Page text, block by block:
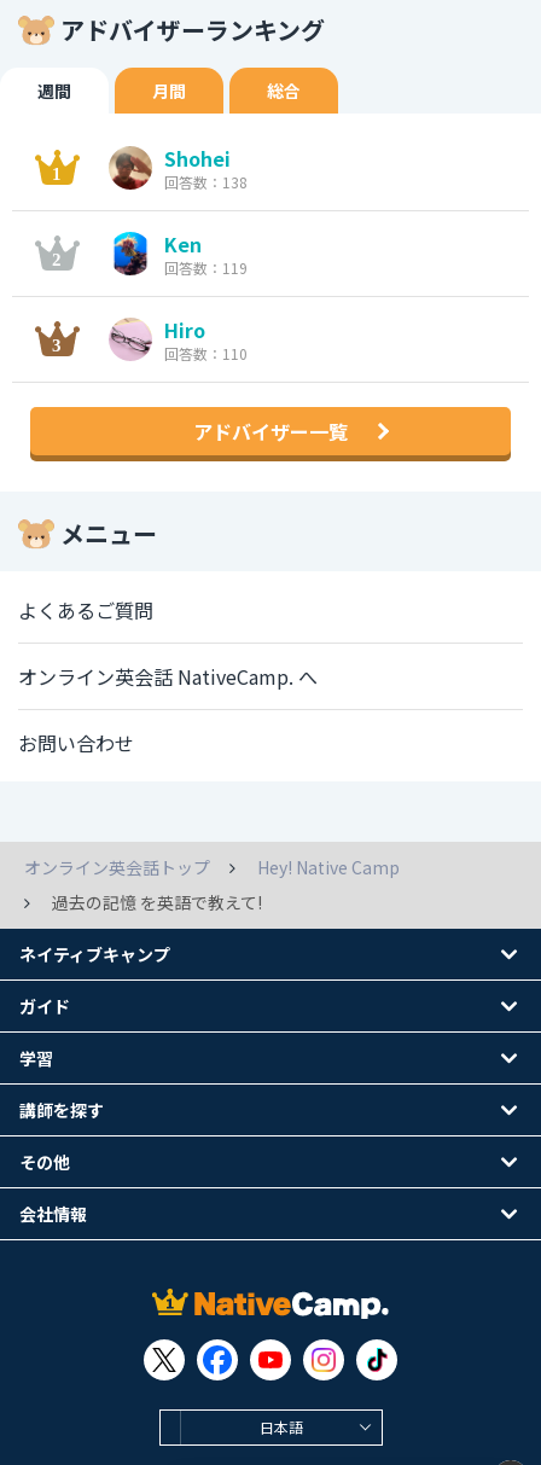
アドバイザーランキング
週間 月間 総合
Shohei
回答数：138
Ken
回答数：119
Hiro
回答数：110
アドバイザー一覧
メニュー
よくあるご質問
オンライン英会話 NativeCamp. へ
お問い合わせ
オンライン英会話トップ
Hey! Native Camp
過去の記憶 を英語で教えて!
日本語
ネイティブキャンプ
ガイド
学習
講師を探す
その他
会社情報